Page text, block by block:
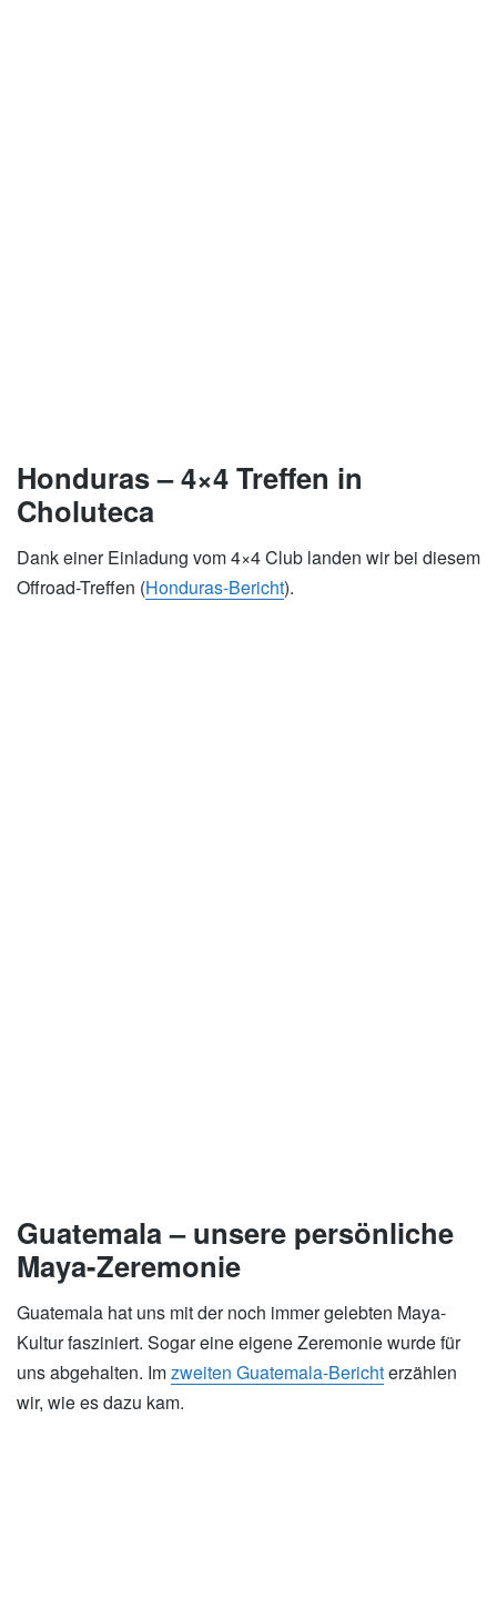
Honduras – 4×4 Treffen in
Choluteca
Dank einer Einladung vom 4×4 Club landen wir bei diesem
Offroad-Treffen (Honduras-Bericht).
Guatemala – unsere persönliche
Maya-Zeremonie
Guatemala hat uns mit der noch immer gelebten Maya-
Kultur fasziniert. Sogar eine eigene Zeremonie wurde für
uns abgehalten. Imzweiten Guatemala-Berichterzählen
wir, wie es dazu kam.